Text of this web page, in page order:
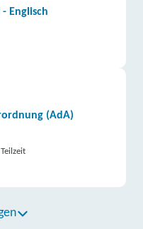
Englisch
(AdA)